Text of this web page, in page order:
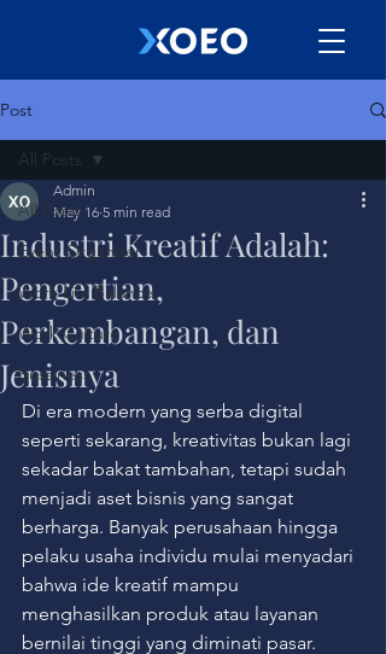
Post
All Posts
Event Organizer
Work Life Balance
Work Culture
Bussiness
All Posts
Industri Kreatif Adalah:
Pengertian,
Perkembangan, dan
Jenisnya
Admin
May 16 5 min read
Di era modern yang serba digital
seperti sekarang, kreativitas bukan lagi
sekadar bakat tambahan, tetapi sudah
menjadi aset bisnis yang sangat
berharga. Banyak perusahaan hingga
pelaku usaha individu mulai menyadari
bahwa ide kreatif mampu
menghasilkan produk atau layanan
bernilai tinggi yang diminati pasar.